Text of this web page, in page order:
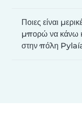
Ποιες είναι
μπορώ να κάνω
στην πόλη